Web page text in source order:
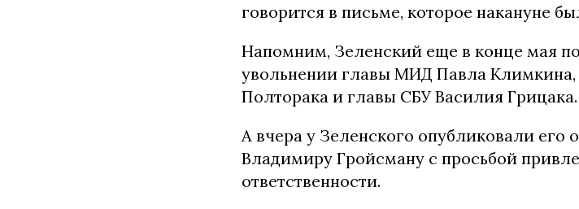
говорится в письме, которое накануне
Напомним, Зеленский еще в конце мая
увольнении главы МИД Павла
Полторака и главы СБУ Василия Грицака.
А вчера у Зеленского опубликовали
Владимиру Гройсману с просьбой
ответственности.